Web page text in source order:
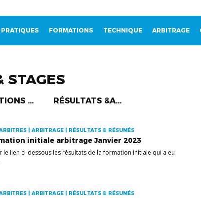
PRATIQUES FORMATIONS TECHNIQUE ARBITRAGE
STAGES
... RÉSULTATS &A...
| ARBITRAGE | RÉSULTATS & RÉSUMÉS
initiale arbitrage Janvier 2023
le lien ci-dessous les résultats de la formation initiale qui a eu
| ARBITRAGE | RÉSULTATS & RÉSUMÉS